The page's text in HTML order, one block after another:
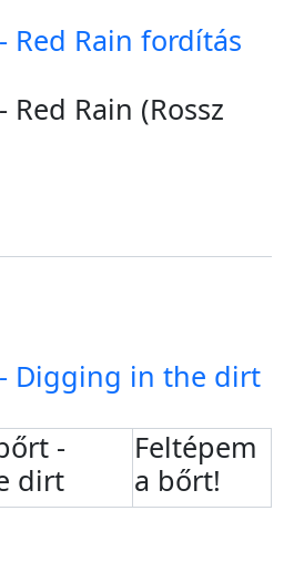
Red Rain fordítás
Red Rain (Rossz
Digging in the dirt
Feltépem
a bőrt!